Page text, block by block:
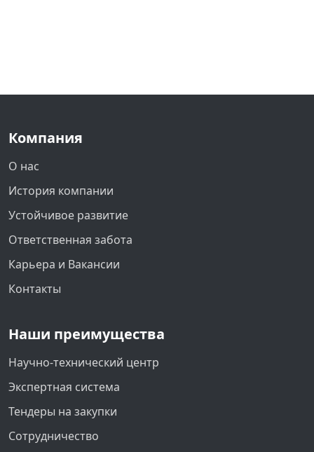
Компания
О нас
История компании
Устойчивое развитие
Ответственная забота
Карьера и Вакансии
Контакты
Наши преимущества
Научно-технический центр
Экспертная система
Тендеры на закупки
Сотрудничество